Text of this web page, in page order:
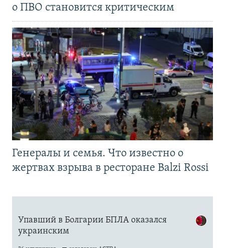
о ПВО становится критическим
Генералы и семья. Что известно о
жертвах взрыва в ресторане Balzi Rossi